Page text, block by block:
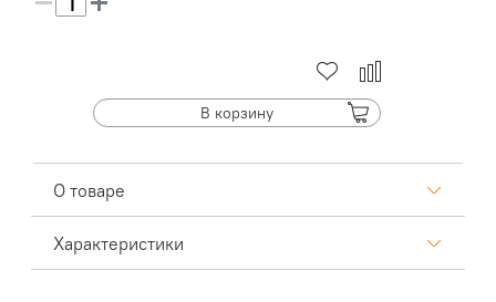
В корзину
О товаре
Характеристики